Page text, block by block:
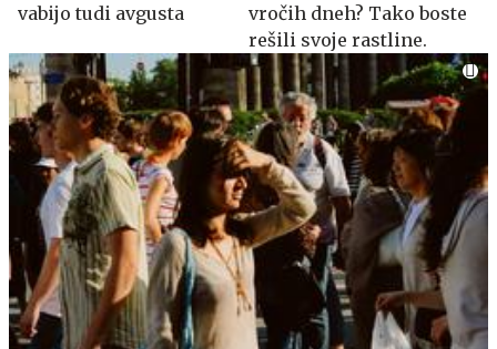
vabijo tudi avgusta
vročih dneh? Tako boste
rešili svoje rastline.